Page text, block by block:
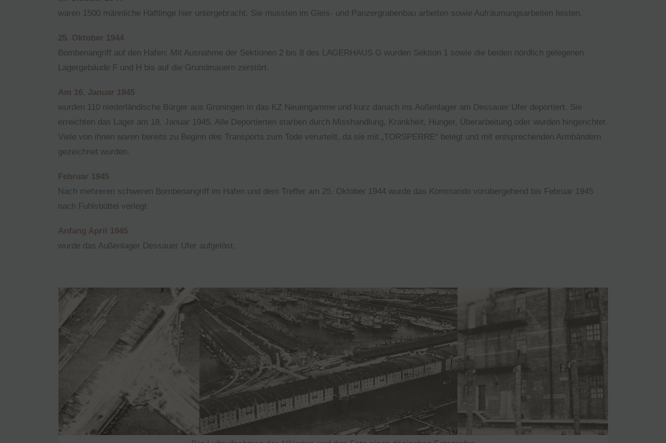
waren 1500 männliche Häftlinge hier untergebracht. Sie mussten im Gleis- und Panzergrabenbau arbeiten sowie Aufräumungsarbeiten leisten.
25. Oktober 1944
Bombenangriff auf den Hafen: Mit Ausnahme der Sektionen 2 bis 8 des LAGERHAUS G wurden Sektion 1 sowie die beiden nördlich gelegenen
Lagergebäude F und H bis auf die Grundmauern zerstört.
Am 16. Januar 1945
wurden 110 niederländische Bürger aus Groningen in das KZ Neuengamme und kurz danach ins Außenlager am Dessauer Ufer deportiert. Sie
erreichten das Lager am 18. Januar 1945. Alle Deportierten starben durch Misshandlung, Krankheit, Hunger, Überarbeitung oder wurden hingerichtet.
Viele von ihnen waren bereits zu Beginn des Transports zum Tode verurteilt, da sie mit „TORSPERRE“ belegt und mit entsprechenden Armbändern
gezeichnet wurden.
Februar 1945
Nach mehreren schweren Bombenangriff im Hafen und dem Treffer am 25. Oktober 1944 wurde das Kommando vorübergehend bis Februar 1945
nach Fuhlsbüttel verlegt.
Anfang April 1945
wurde das Außenlager Dessauer Ufer aufgelöst.